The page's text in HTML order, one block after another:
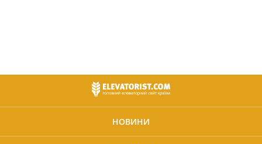
НОВИНИ